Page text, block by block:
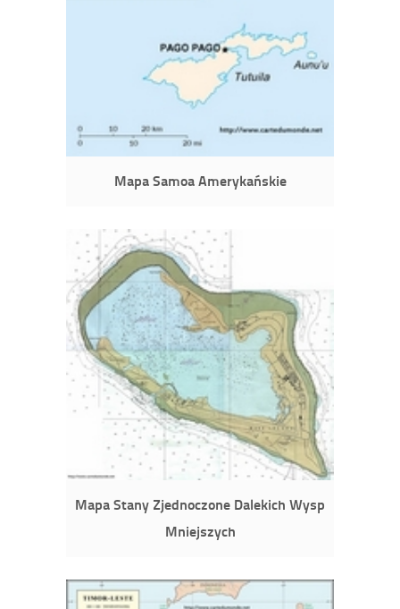
Mapa Samoa Amerykańskie
Mapa Stany Zjednoczone Dalekich Wysp
Mniejszych